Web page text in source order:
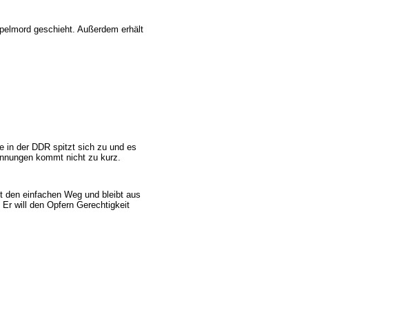
geschieht. Außerdem erhält
in der DDR spitzt sich zu und es
kommt nicht zu kurz.
einfachen Weg und bleibt aus
will den Opfern Gerechtigkeit